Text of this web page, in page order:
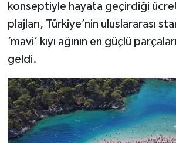
konseptiyle hayata geçirdiği
plajları, Türkiye’nin uluslararası
’mavi’ kıyı ağının en güçlü
geldi.